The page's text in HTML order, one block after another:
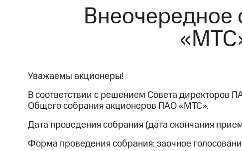
Уважаемы акционеры!
В соответствии с решением Совета директоров
Общего собрания акционеров ПАО «МТС».
Дата проведения собрания (дата окончания
Форма проведения собрания: заочное